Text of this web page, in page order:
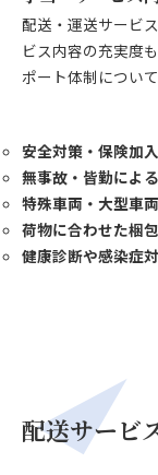
配送・運送サービ
ビス内容の充実度
ポート体制につい
安全対策・保険加入
無事故・皆勤によ
特殊車両・大型車
荷物に合わせた梱
健康診断や感染症
配送サービ